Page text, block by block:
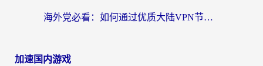
海外党必看：如何通过优质大陆VPN节点无缝访问国内资源？
加速国内游戏